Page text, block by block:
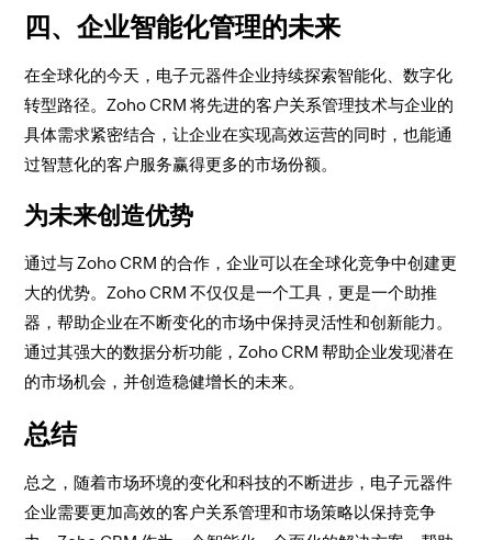
四、企业智能化管理的未来
在全球化的今天，电子元器件企业持续探索智能化、数字化
转型路径。Zoho CRM 将先进的客户关系管理技术与企业的
具体需求紧密结合，让企业在实现高效运营的同时，也能通
过智慧化的客户服务赢得更多的市场份额。
为未来创造优势
通过与 Zoho CRM 的合作，企业可以在全球化竞争中创建更
大的优势。Zoho CRM 不仅仅是一个工具，更是一个助推
器，帮助企业在不断变化的市场中保持灵活性和创新能力。
通过其强大的数据分析功能，Zoho CRM 帮助企业发现潜在
的市场机会，并创造稳健增长的未来。
总结
总之，随着市场环境的变化和科技的不断进步，电子元器件
企业需要更加高效的客户关系管理和市场策略以保持竞争